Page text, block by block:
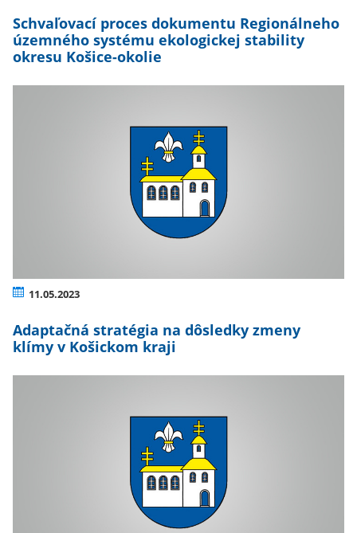
Schvaľovací proces dokumentu Regionálneho
územného systému ekologickej stability
okresu Košice-okolie
11.05.2023
Adaptačná stratégia na dôsledky zmeny
klímy v Košickom kraji